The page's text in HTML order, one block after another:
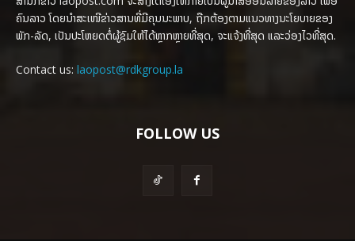
ຄົນລາວ ໂດຍນຳສະເໜີຂ່າວສານທີ່ມີຄຸນນະພາບ, ຖືກຕ້ອງຕາມແນວທາງນະໂຍບາຍຂອງ
ພັກ-ລັດ, ເປັນປະໂຫຍດຕໍ່ຜູ້ຊົມໃຫ້ໄດ້ຫຼາກຫຼາຍທີ່ສຸດ, ຈະແຈ້ງທີ່ສຸດ ແລະວ່ອງໄວທີ່ສຸດ.
Contact us: laopost@rdkgroup.la
FOLLOW US